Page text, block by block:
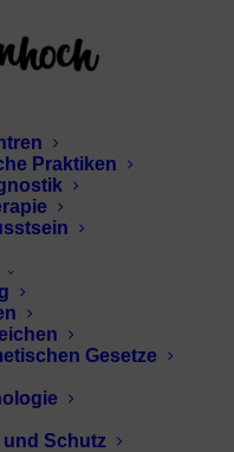
Praktiken
Gesetze
Schutz
seelenanteile
integrieren